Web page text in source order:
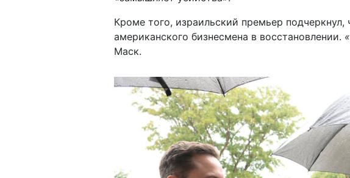
Кроме того, израильский премьер
американского бизнесмена в восстановлении.
Маск.